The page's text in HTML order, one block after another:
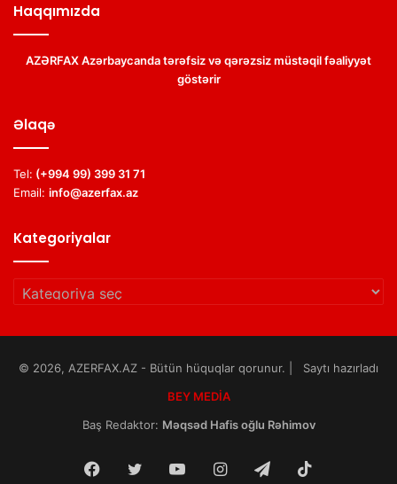
Haqqımızda
AZƏRFAX Azərbaycanda tərəfsiz və qərəzsiz müstəqil fəaliyyət
göstərir
Əlaqə
Tel: (+994 99) 399 31 71
Email: info@azerfax.az
Kategoriyalar
Kategoriyalar
© 2026, AZERFAX.AZ - Bütün hüquqlar qorunur. | Saytı hazırladı
BEY MEDİA
Baş Redaktor: Məqsəd Hafis oğlu Rəhimov
Facebook
TwitterYouTubeInstagram
Telegram